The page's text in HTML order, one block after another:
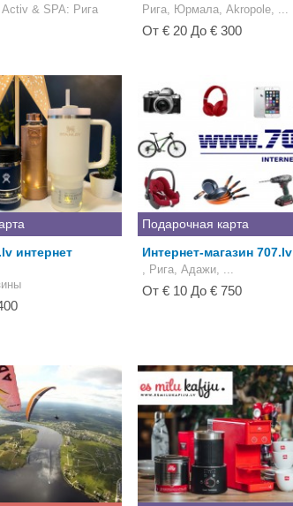
& SPA: Рига Рига, Юрмала, Akropole, ...
От € 20 До € 300
интернет
Подарочная карта
Интернет-магазин 707.lv
, Рига, Адажи, ...
От € 10 До € 750